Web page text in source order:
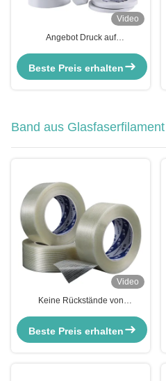
Video
Angebot Druck auf
mit weißem Papier
Beste Preis erhalten
Band aus Glasfaserfilament
Video
Keine Rückstände von
aus Glasfaserfilament für
Beste Preis erhalten